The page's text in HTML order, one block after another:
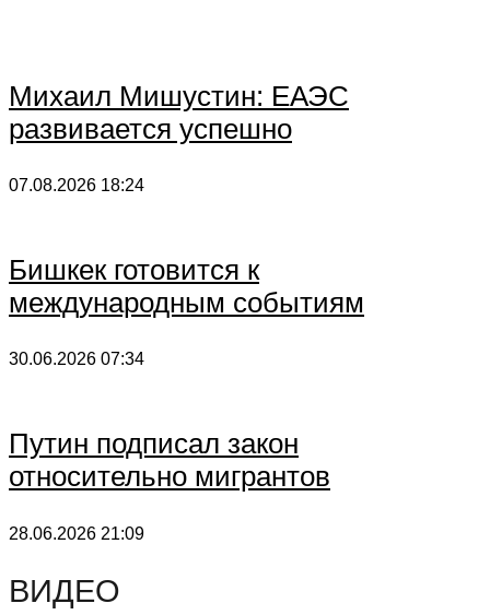
Михаил Мишустин: ЕАЭС
развивается успешно
07.08.2026 18:24
Бишкек готовится к
международным событиям
30.06.2026 07:34
Путин подписал закон
относительно мигрантов
28.06.2026 21:09
ВИДЕО